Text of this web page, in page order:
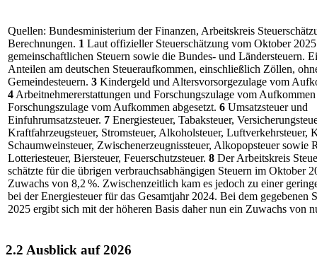
Quellen: Bundesministerium der Finanzen, Arbeitskreis
Berechnungen. 1 Laut offizieller Steuerschätzung vom Oktober
gemeinschaftlichen Steuern sowie die Bundes- und Ländersteuern.
Anteilen am deutschen Steueraufkommen, einschließlich Zöllen,
Gemeindesteuern. 3 Kindergeld und Altersvorsorgezulage vom
4 Arbeitnehmererstattungen und Forschungszulage vom
Forschungszulage vom Aufkommen abgesetzt. 6 Umsatzsteuer und
Einfuhrumsatzsteuer. 7 Energiesteuer, Tabaksteuer,
Kraftfahrzeugsteuer, Stromsteuer, Alkoholsteuer, Luftverkehrsteuer,
Schaumweinsteuer, Zwischenerzeugnissteuer, Alkopopsteuer sowie
Lotteriesteuer, Biersteuer, Feuerschutzsteuer. 8 Der Arbeitskreis
schätzte für die übrigen verbrauchsabhängigen Steuern im Oktober
Zuwachs von 8,2 %. Zwischenzeitlich kam es jedoch zu einer
bei der Energiesteuer für das Gesamtjahr 2024. Bei dem gegebenen
2025 ergibt sich mit der höheren Basis daher nun ein Zuwachs von
2.2 Ausblick auf 2026